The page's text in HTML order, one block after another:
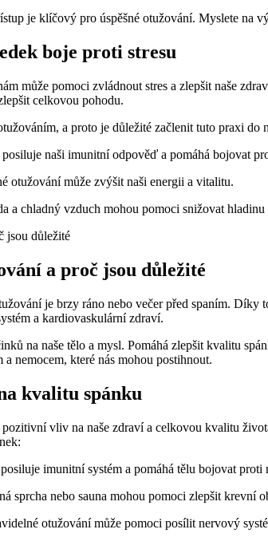
je klíčový pro úspěšné otužování. Myslete na
boje proti stresu
může pomoci zvládnout stres a zlepšit naše
celkovou pohodu.
a proto je důležité začlenit tuto praxi
naši imunitní odpověď a pomáhá bojovat
otužování může zvýšit naši energii a vitalitu.
a chladný vzduch mohou pomoci snižovat hladinu
a proč jsou důležité
je brzy ráno nebo večer před spaním.
a kardiovaskulární zdraví.
na naše tělo a mysl. Pomáhá zlepšit kvalitu
nemocem, které nás mohou postihnout.
kvalitu spánku
vliv na naše zdraví a celkovou kvalitu
imunitní systém a pomáhá tělu bojovat
sprcha nebo sauna mohou pomoci zlepšit krevní
otužování může pomoci posílit nervový